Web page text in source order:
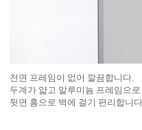
전면 프레임이 없어 깔끔합니다.
두계가 얇고 알루미늄 프레임으
뒷면 홈으로 벽에 걸기 편리합니다.